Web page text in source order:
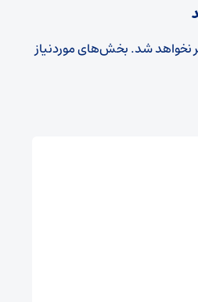
نخواهد شد.بخش‌های موردنیاز